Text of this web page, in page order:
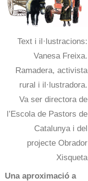
Text i il·lustracions:
Vanesa Freixa.
Ramadera, activista
rural i il·lustradora.
Va ser directora de
l’Escola de Pastors de
Catalunya i del
projecte Obrador
Xisqueta
Una aproximació a